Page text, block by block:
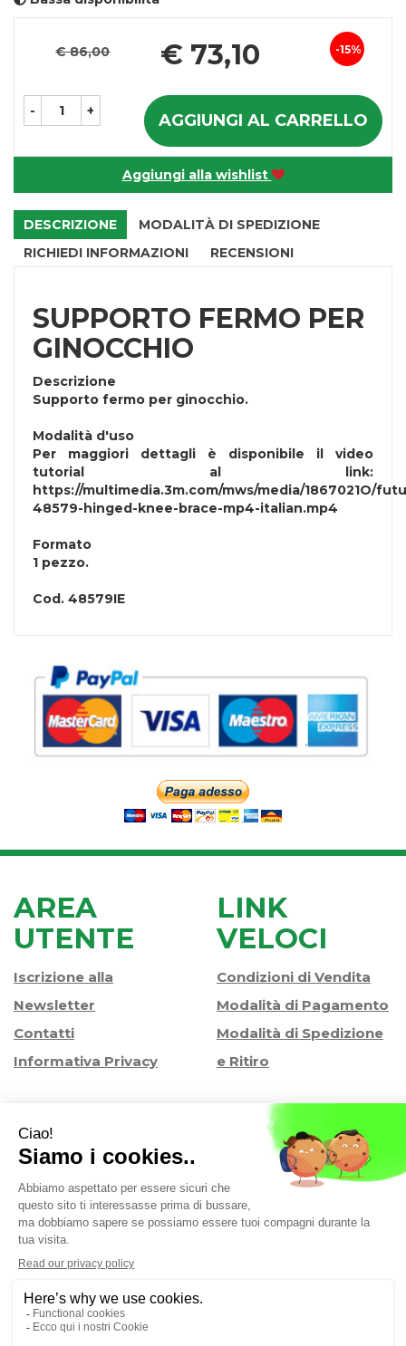
Sconto
15%
€ 86,00 € 73,10
- + AGGIUNGI AL CARRELLO
Aggiungi alla wishlist
DESCRIZIONE
MODALITÀ DI SPEDIZIONE
RICHIEDI INFORMAZIONI
RECENSIONI
SUPPORTO FERMO PER
GINOCCHIO
Descrizione
Supporto fermo per ginocchio.
Modalità d'uso
Per maggiori dettagli è disponibile il video
tutorial al link:
https://multimedia.3m.com/mws/media/1867021O/
48579-hinged-knee-brace-mp4-italian.mp4
Formato
1 pezzo.
Cod. 48579IE
AREA
UTENTE
Iscrizione alla
Newsletter
Contatti
Informativa Privacy
LINK
VELOCI
Condizioni di Vendita
Modalità di Pagamento
Modalità di Spedizione
e Ritiro
Farmacia Iaccheri Srl- Strada stat. Romea 127 30015
info@farmaciaiaccheri.it|Tel.: 041 499570
04025840275 | Numero R.E.A.: VE-358876
Powered by